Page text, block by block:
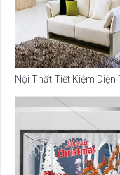
Nội Thất Tiết Kiệm Diện